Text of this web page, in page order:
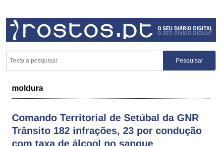
moldura
Comando Territorial de Setúbal da GNR
Trânsito 182 infrações, 23 por condução
com taxa de álcool no sangue